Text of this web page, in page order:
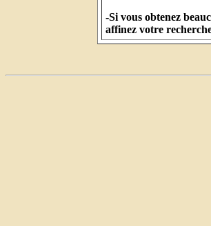
-Si vous obtenez
affinez votre